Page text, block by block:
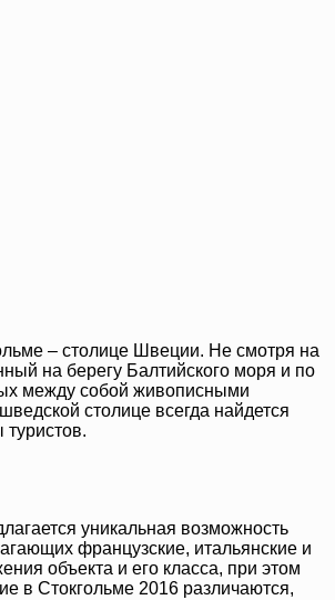
– столице Швеции. Не смотря на
на берегу Балтийского моря и по
между собой живописными
столице всегда найдется
уникальная возможность
французские, итальянские и
объекта и его класса, при этом
в Стокгольме 2016 различаются,